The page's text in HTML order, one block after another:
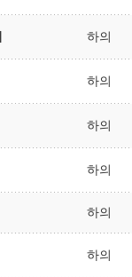
하의
하의
하의
하의
하의
하의